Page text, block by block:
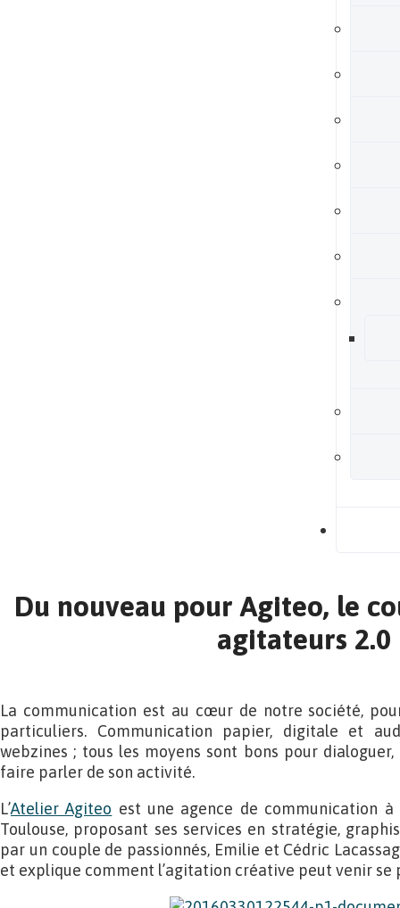
Du nouveau pour Agiteo, le
agitateurs 2.0
La communication est au cœur de notre société,
particuliers. Communication papier, digitale et
webzines ; tous les moyens sont bons pour
faire parler de son activité.
L’Atelier Agiteo est une agence de communication
Toulouse, proposant ses services en stratégie,
par un couple de passionnés, Emilie et Cédric
et explique comment l’agitation créative peut venir se